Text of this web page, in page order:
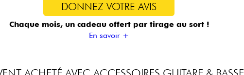
DONNEZ VOTRE AVIS
Chaque mois, un cadeau offert par tirage au sort !
En savoir +